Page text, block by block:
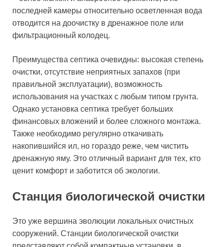
последней камеры относительно осветленная вода
отводится на доочистку в дренажное поле или
фильтрационный колодец.
Преимущества септика очевидны: высокая степень
очистки, отсутствие неприятных запахов (при
правильной эксплуатации), возможность
использования на участках с любым типом грунта.
Однако установка септика требует больших
финансовых вложений и более сложного монтажа.
Также необходимо регулярно откачивать
накопившийся ил, но гораздо реже, чем чистить
дренажную яму. Это отличный вариант для тех, кто
ценит комфорт и заботится об экологии.
Станция биологической очистки
Это уже вершина эволюции локальных очистных
сооружений. Станции биологической очистки